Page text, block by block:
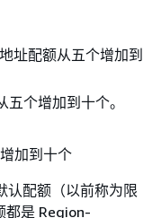
址配额从五个增加到
个增加到十个。
加到十个
认配额（以前称为限
都是 Region-